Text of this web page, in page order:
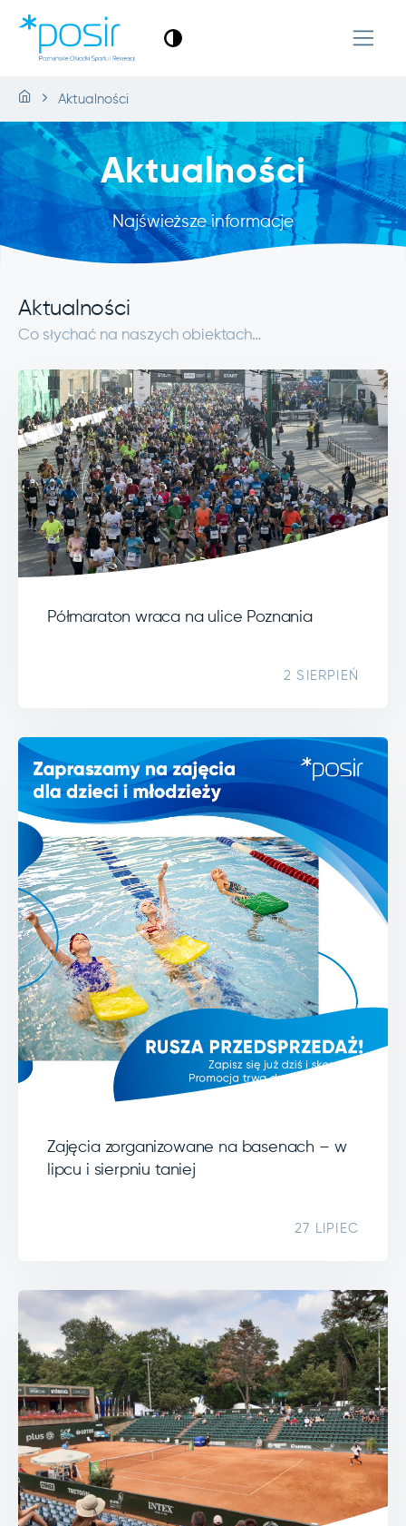
Aktualności
Aktualności
Najświeższe informacje
Aktualności
Co słychać na naszych obiektach…
Półmaraton wraca na ulice Poznania
2 SIERPIEŃ
Zajęcia zorganizowane na basenach – w
lipcu i sierpniu taniej
27 LIPIEC